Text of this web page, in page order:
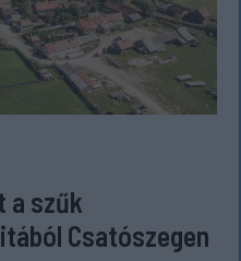
a szűk
Csatószegen